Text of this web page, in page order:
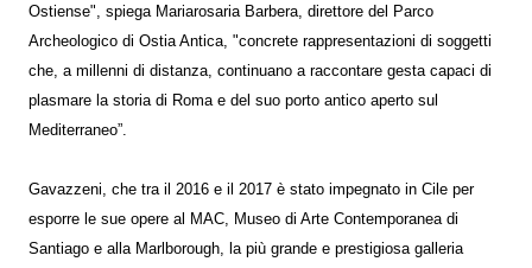
Ostiense", spiega Mariarosaria Barbera, direttore del Parco
Archeologico di Ostia Antica, "concrete rappresentazioni di soggetti
che, a millenni di distanza, continuano a raccontare gesta capaci di
plasmare la storia di Roma e del suo porto antico aperto sul
Mediterraneo”.
Gavazzeni, che tra il 2016 e il 2017 è stato impegnato in Cile per
esporre le sue opere al MAC, Museo di Arte Contemporanea di
Santiago e alla Marlborough, la più grande e prestigiosa galleria